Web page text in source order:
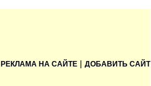
РЕКЛАМА НА САЙТЕ | ДОБАВИТЬ САЙТ